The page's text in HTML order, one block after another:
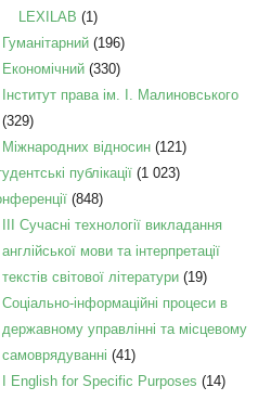
LEXILAB (1)
Гуманітарний(196)
Економічний(330)
Інститут права ім. І. Малиновського
(329)
Міжнародних відносин(121)
публікації(1 023)
(848)
III Сучасні технології викладання
англійської мови та інтерпретації
текстів світової літератури(19)
Соціально-інформаційні процеси в
державному управлінні та місцевому
самоврядуванні (41)
І English for Specific Purposes (14)